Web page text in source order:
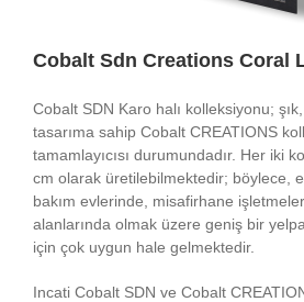
Cobalt Sdn Creations Coral
Cobalt SDN Karo halı kolleksiyonu;
tasarıma sahip Cobalt CREATIONS
tamamlayıcısı durumundadır. Her iki
cm olarak üretilebilmektedir; böylece,
bakım evlerinde, misafirhane
alanlarında olmak üzere geniş bir
için çok uygun hale gelmektedir.
Incati Cobalt SDN ve Cobalt